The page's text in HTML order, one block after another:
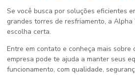
Se você busca por soluções eficientes
grandes torres de resfriamento, a Alpha
escolha certa.
Entre em contato e conheça mais sobre
empresa pode te ajuda a manter seus
funcionamento, com qualidade,